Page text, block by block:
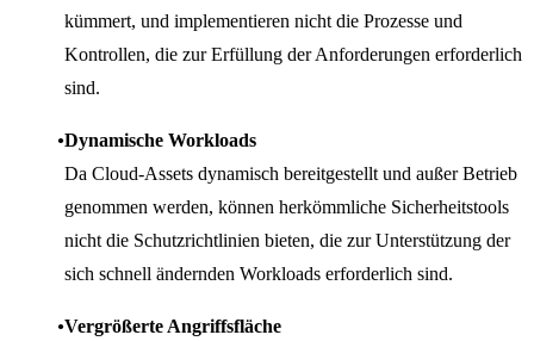
kümmert, und implementieren nicht die Prozesse und
Kontrollen, die zur Erfüllung der Anforderungen erforderlich
sind.
Dynamische Workloads
Da Cloud-Assets dynamisch bereitgestellt und außer Betrieb
genommen werden, können herkömmliche Sicherheitstools
nicht die Schutzrichtlinien bieten, die zur Unterstützung der
sich schnell ändernden Workloads erforderlich sind.
Vergrößerte Angriffsfläche